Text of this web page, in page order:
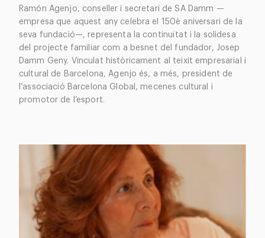
Ramón Agenjo, conseller i secretari de SA Damm —
empresa que aquest any celebra el 150è aniversari de la
seva fundació—, representa la continuïtat i la solidesa
del projecte familiar com a besnet del fundador, Josep
Damm Geny. Vinculat històricament al teixit empresarial i
cultural de Barcelona, Agenjo és, a més, president de
l’associació Barcelona Global, mecenes cultural i
promotor de l’esport.